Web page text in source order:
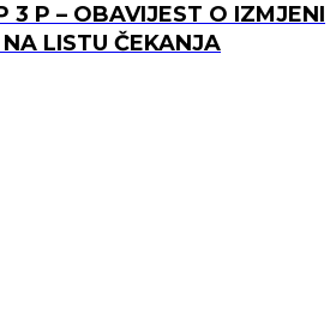
3 P – OBAVIJEST O IZMJENI
LISTU ČEKANJA